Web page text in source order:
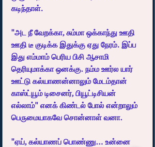
கடிந்தாள்.
"அட நீ வேறக்கா, சும்மா ஒக்காந்து ஊதி
ஊதி டீ குடிக்க இதுக்கு ஏது நேரம். இப்ப
இது எம்மாம் பெரிய பிசி ஆசாமி
தெரியுமாக்கா ஒனக்கு. நம்ம ஊர்ல யார்
ஊட்டு கல்யாணன்னாலும் மேடம்தான்
காஸ்ட்யூம் டிசைனர், பியூட்டிசியன்
எல்லாம்" எனக் கிண்டல் போல் என்றாலும்
பெருமையாகவே சொன்னாள் வனா.
"ஏய், கல்யாணப் பொண்ணு... உன்னை